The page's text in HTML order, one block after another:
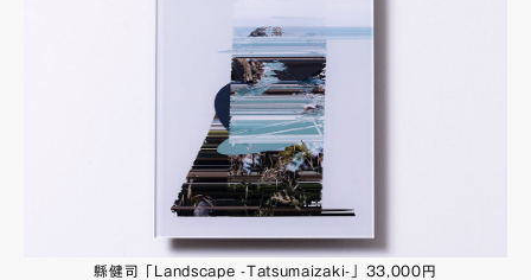
縣健司「Landscape -Tatsumaizaki-」33,000円